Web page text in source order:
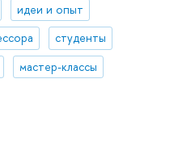
идеи и опыт
студенты
мастер-классы